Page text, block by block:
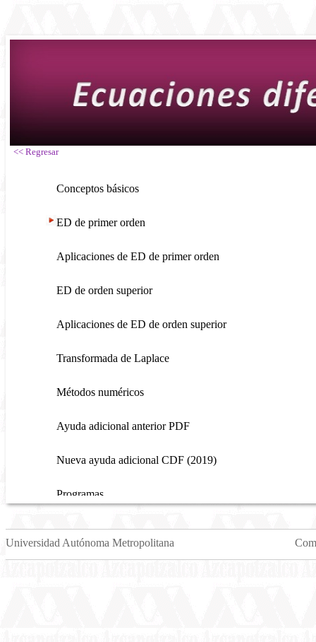
<< Regresar
Conceptos básicos
ED de primer orden
Aplicaciones de ED de primer orden
ED de orden superior
Aplicaciones de ED de orden superior
Transformada de Laplace
Métodos numéricos
Ayuda adicional anterior PDF
Nueva ayuda adicional CDF (2019)
Programas
Créditos
Universidad Autónoma Metropolitana